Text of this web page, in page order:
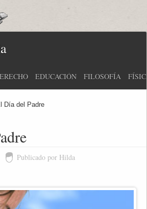
EDUCACIÓN FILOSOFÍA
Día del Padre
Publicado por Hilda